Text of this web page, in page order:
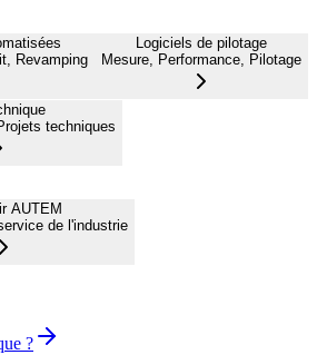
Revamping
Logiciels de pilotage
Mesure, Performance, Pilotage
techniques
AUTEM
de l'industrie
?